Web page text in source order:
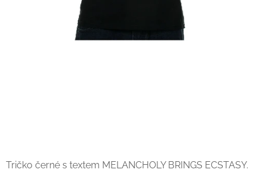
Tričko černé s textem MELANCHOLY BRINGS ECSTASY.